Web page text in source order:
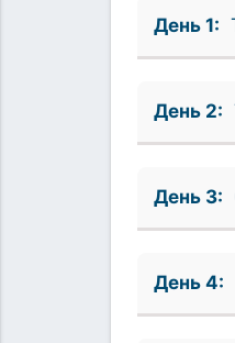
День 1:
День 2:
День 3:
День 4: